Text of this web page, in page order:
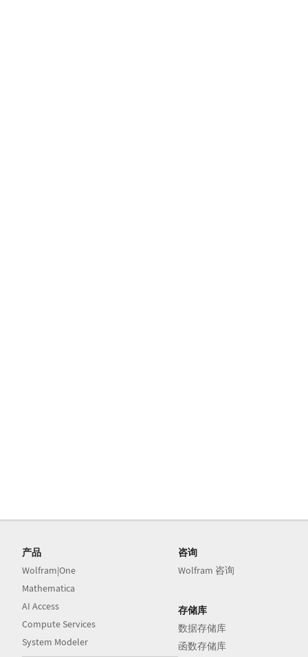
产品
Wolfram|One
Mathematica
AI Access
Compute Services
System Modeler
咨询
Wolfram 咨询
存储库
数据存储库
函数存储库